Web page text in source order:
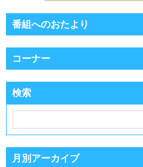
番組へのおたより
コーナー
検索
月別アーカイブ